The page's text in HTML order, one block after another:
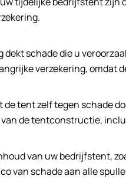
schade die u
verzekering, omdat
tent zelf tegen schade
de tentconstructie,
van uw bedrijfstent,
van schade aan alle